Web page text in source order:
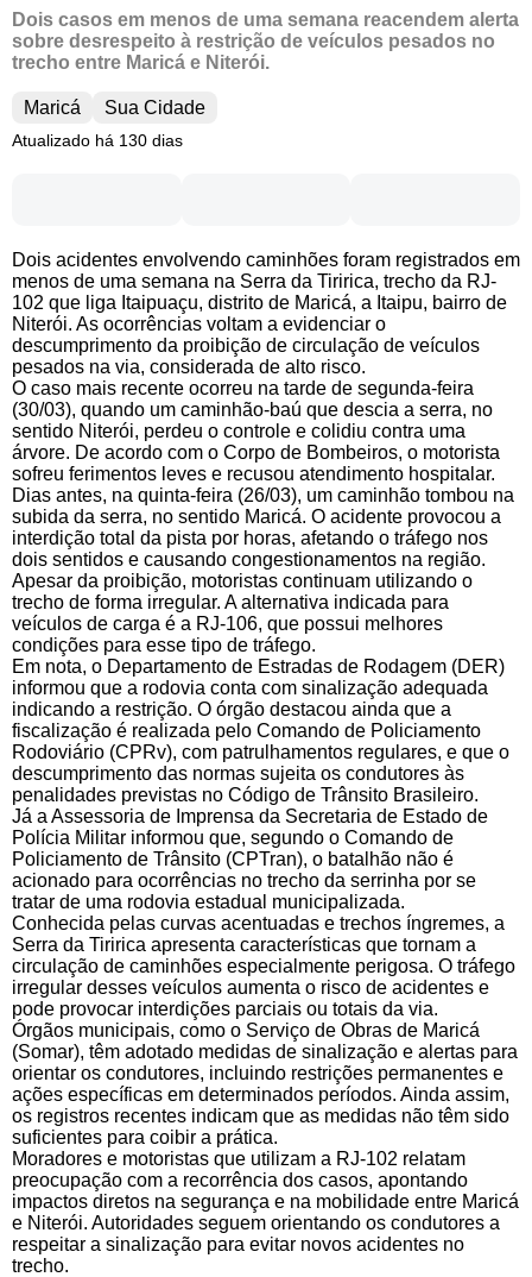
Dois casos em menos de uma semana reacendem alerta
sobre desrespeito à restrição de veículos pesados no
trecho entre Maricá e Niterói.
Maricá Sua Cidade
Atualizado há 130 dias
Dois acidentes envolvendo caminhões foram registrados em
menos de uma semana na Serra da Tiririca, trecho da RJ-
102 que liga Itaipuaçu, distrito de Maricá, a Itaipu, bairro de
Niterói. As ocorrências voltam a evidenciar o
descumprimento da proibição de circulação de veículos
pesados na via, considerada de alto risco.
O caso mais recente ocorreu na tarde de segunda-feira
(30/03), quando um caminhão-baú que descia a serra, no
sentido Niterói, perdeu o controle e colidiu contra uma
árvore. De acordo com o Corpo de Bombeiros, o motorista
sofreu ferimentos leves e recusou atendimento hospitalar.
Dias antes, na quinta-feira (26/03), um caminhão tombou na
subida da serra, no sentido Maricá. O acidente provocou a
interdição total da pista por horas, afetando o tráfego nos
dois sentidos e causando congestionamentos na região.
Apesar da proibição, motoristas continuam utilizando o
trecho de forma irregular. A alternativa indicada para
veículos de carga é a RJ-106, que possui melhores
condições para esse tipo de tráfego.
Em nota, o Departamento de Estradas de Rodagem (DER)
informou que a rodovia conta com sinalização adequada
indicando a restrição. O órgão destacou ainda que a
fiscalização é realizada pelo Comando de Policiamento
Rodoviário (CPRv), com patrulhamentos regulares, e que o
descumprimento das normas sujeita os condutores às
penalidades previstas no Código de Trânsito Brasileiro.
Já a Assessoria de Imprensa da Secretaria de Estado de
Polícia Militar informou que, segundo o Comando de
Policiamento de Trânsito (CPTran), o batalhão não é
acionado para ocorrências no trecho da serrinha por se
tratar de uma rodovia estadual municipalizada.
Conhecida pelas curvas acentuadas e trechos íngremes, a
Serra da Tiririca apresenta características que tornam a
circulação de caminhões especialmente perigosa. O tráfego
irregular desses veículos aumenta o risco de acidentes e
pode provocar interdições parciais ou totais da via.
Órgãos municipais, como o Serviço de Obras de Maricá
(Somar), têm adotado medidas de sinalização e alertas para
orientar os condutores, incluindo restrições permanentes e
ações específicas em determinados períodos. Ainda assim,
os registros recentes indicam que as medidas não têm sido
suficientes para coibir a prática.
Moradores e motoristas que utilizam a RJ-102 relatam
preocupação com a recorrência dos casos, apontando
impactos diretos na segurança e na mobilidade entre Maricá
e Niterói. Autoridades seguem orientando os condutores a
respeitar a sinalização para evitar novos acidentes no
trecho.